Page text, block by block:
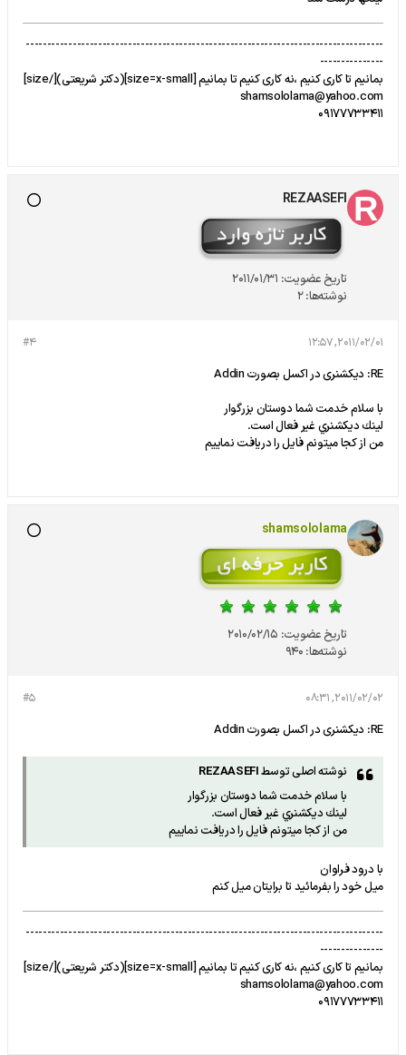
------------------------------------------------------------------------------------
---------------
بمانیم تا کاری کنیم ،نه کاری کنیم تا بمانیم [size=x-small](دکتر شریعتی)[/size]
shamsololama@yahoo.com
09177733411
REZAASEFI
تاریخ عضویت: 2011/01/31
نوشته‌ها:2
#4 2011/02/01, 12:57
RE: دیکشنری در اکسل بصورت Addin
با سلام خدمت شما دوستان بزرگوار
لينك ديكشنري غير فعال است.
من از كجا ميتونم فايل را دريافت نماييم
shamsololama
تاریخ عضویت: 2010/02/15
نوشته‌ها: 940
#5 2011/02/02, 08:31
RE: دیکشنری در اکسل بصورت Addin
نوشته اصلی توسطREZAASEFI
با سلام خدمت شما دوستان بزرگوار
لينك ديكشنري غير فعال است.
من از كجا ميتونم فايل را دريافت نماييم
با درود فراوان
میل خود را بفرمائید تا برایتان میل کنم
------------------------------------------------------------------------------------
---------------
بمانیم تا کاری کنیم ،نه کاری کنیم تا بمانیم [size=x-small](دکتر شریعتی)[/size]
shamsololama@yahoo.com
09177733411